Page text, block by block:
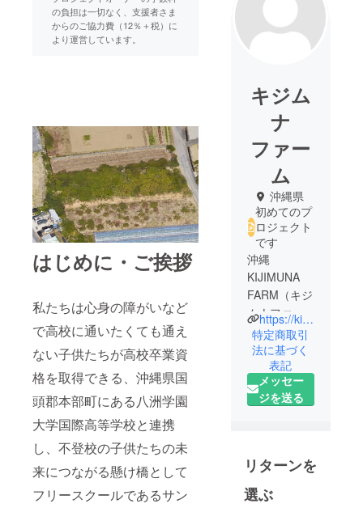
の負担は一切なく、支援者さま
からのご協力費（12％＋税）に
より運営しています。
はじめに・ご挨拶
私たちは心身の障がいなど
で高校に通いたくても通え
ない子供たちが高校卒業資
格を取得できる、沖縄県国
頭郡本部町にある八洲学園
大学国際高等学校と連携
し、不登校の子供たちの未
来につながる懸け橋として
フリースクールであるサン
キジム
ナ
ファー
ム
沖縄県
初めてのプ
ロジェクト
です
沖縄
KIJIMUNA
FARM（キジ
ムナファー
ム）は、那
覇空港から
車で15分の
豊見城にあ
る自然農法
の可愛い
コーヒー農
園です。
https://kijimuna-farm.jimdosite.com
特定商取引
法に基づく
表記
メッセー
ジを送る
リターンを
選ぶ